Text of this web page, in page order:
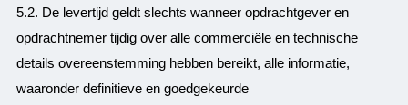
5.2. De levertijd geldt slechts wanneer opdrachtgever en
opdrachtnemer tijdig over alle commerciële en technische
details overeenstemming hebben bereikt, alle informatie,
waaronder definitieve en goedgekeurde